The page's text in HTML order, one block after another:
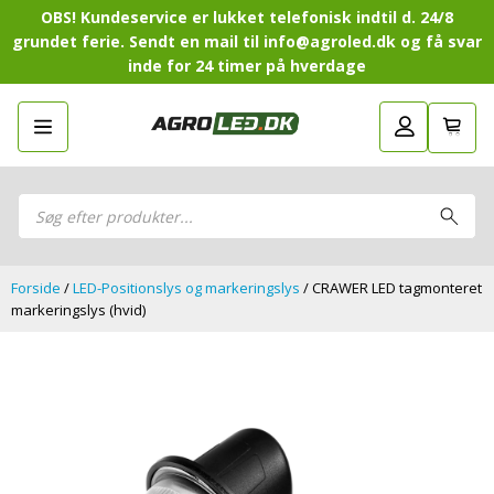
OBS! Kundeservice er lukket telefonisk indtil d. 24/8
grundet ferie. Sendt en mail til info@agroled.dk og få svar
inde for 24 timer på hverdage
Products
search
LED-Guide
Sammensæt din egen LED-pakke.
LED-arbejdslamper
LED-barer og fjernlys
LED-baglygter
LED-rotorblink og blitzblink
LED-sprøjtebelysning
LED-fordelspakker til traktorer
LED-armaturer og LED-værkstedslys
Gå tilbage
LED-Guide
LED-barer og fjernlys
LED-forlygter
LED-rotorblink og blitzblink
LED-Positionslys og markeringslys
LED-fordelspakker til traktorer
LED-armaturer og LED-værkstedslys
Forside /LED-Positionslys og markeringslys / CRAWER LED tagmonteret
markeringslys (hvid)